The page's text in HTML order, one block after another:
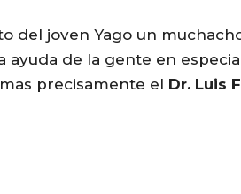
del joven Yago un
ayuda de la gente en
precisamente el Dr. Luis